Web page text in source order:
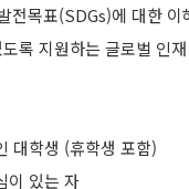
전목표(SDGs)에 대한
록 지원하는 글로벌 인
대학생 (휴학생 포함)
이 있는 자